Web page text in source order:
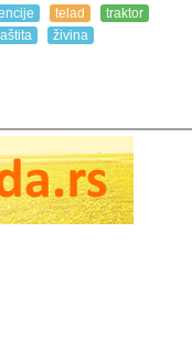
telad
traktor
živina